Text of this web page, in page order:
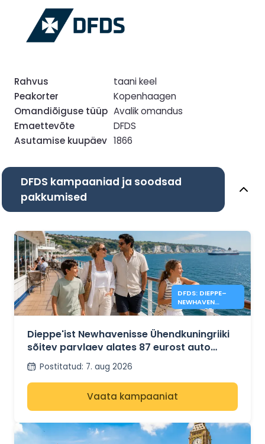
Rahvus
taani keel
Peakorter
Kopenhaagen
Omandiõiguse tüüp Avalik omandus
Emaettevõte
DFDS
Asutamise kuupäev 1866
DFDS kampaaniad ja soodsad
pakkumised
DFDS: DIEPPE–
NEWHAVEN
ALATES 87 €
Dieppe'ist Newhavenisse Ühendkuningriiki
sõitev parvlaev alates 87 eurost auto
kohta + 4 inimest DFDS-iga
Postitatud: 7. aug 2026
Vaata kampaaniat